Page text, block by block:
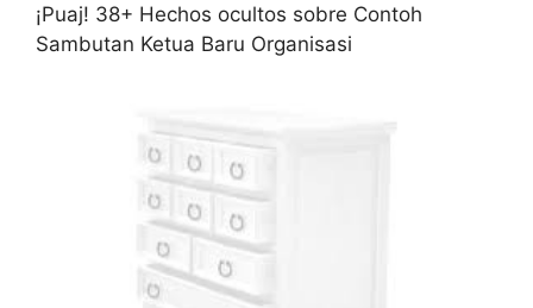
¡Puaj! 38+ Hechos ocultos sobre Contoh
Sambutan Ketua Baru Organisasi